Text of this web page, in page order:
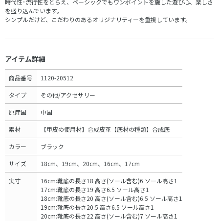
時代性･流行性をとらえ、ベーシックでもワンポイントを施した遊び心、楽しさ
を盛り込んでいます。
シンプルだけど、こだわりのあるオリジナリティーを重視しています。
アイテム詳細
商品番号 1120-20512
タイプ その他/アクセサリー
原産国 中国
素材 【甲皮の使用材】合成皮革【底材の種類】合成底
カラー ブラック
サイズ 18cm、19cm、20cm、16cm、17cm
実寸
16cm:靴底の長さ18 高さ(ソール含む)6 ソール高さ1
17cm:靴底の長さ19 高さ6.5 ソール高さ1
18cm:靴底の長さ20 高さ(ソール含む)6.5 ソール高さ1
19cm:靴底の長さ20.5 高さ6.5 ソール高さ1
20cm:靴底の長さ22 高さ(ソール含む)7 ソール高さ1